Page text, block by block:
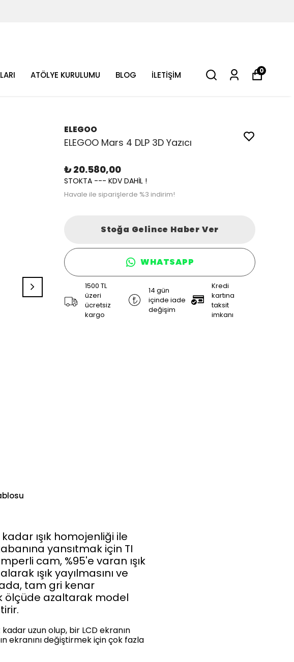
ATÖLYE KURULUMU BLOG İLETİŞİM 0
ELEGOO
ELEGOO Mars 4 DLP 3D Yazıcı
₺ 20.580,00
STOKTA --- KDV DAHİL !
Havale ile siparişlerde %3 indirim!
Stoğa Gelince Haber Ver
WHATSAPP
1500 TL
üzeri
ücretsiz
kargo
14 gün
içinde iade
değişim
Kredi
kartına
taksit
imkanı
kadar ışık homojenliği ile
yansıtmak için TI
cam, %95'e varan ışık
ışık yayılmasını ve
tam gri kenar
ölçüde azaltarak model
uzun olup, bir LCD ekranın
ekranını değiştirmek için çok fazla